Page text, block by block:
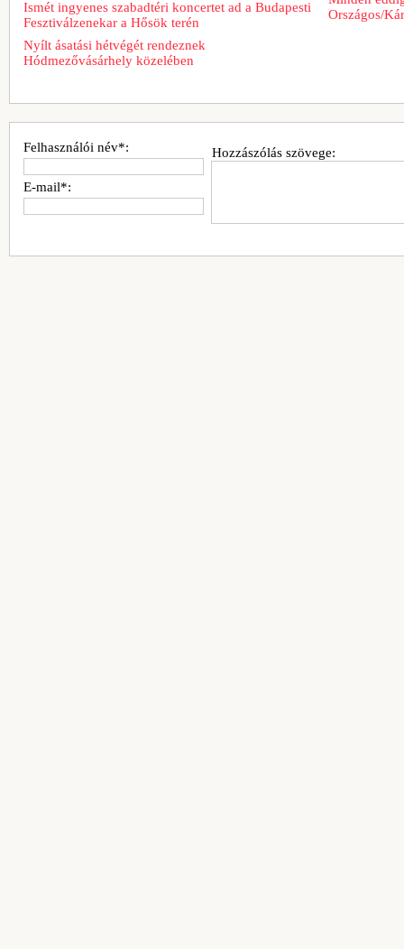
Ismét ingyenes szabadtéri koncertet ad a Budapesti
Fesztiválzenekar a Hősök terén
Nyílt ásatási hétvégét rendeznek
Hódmezővásárhely közelében
Országos/
Hozzászólás szövege:
Felhasználói név*:
E-mail*: